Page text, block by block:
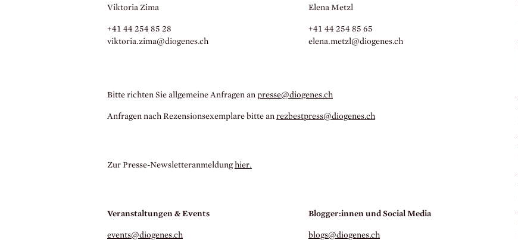
Viktoria Zima
+41 44 254 85 28
viktoria.zima@diogenes.ch
Elena Metzl
+41 44 254 85 65
elena.metzl@diogenes.ch
Bitte richten Sie allgemeine Anfragen an presse@diogenes.ch
Anfragen nach Rezensionsexemplare bitte an rezbestpress@diogenes.ch
Zur Presse-Newsletteranmeldunghier.
Veranstaltungen & Events
events@diogenes.ch
Blogger:innen und Social Media
blogs@diogenes.ch